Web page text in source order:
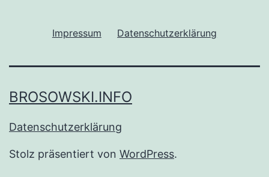
Impressum Datenschutzerklärung
BROSOWSKI.INFO
Datenschutzerklärung
Stolz präsentiert von WordPress.